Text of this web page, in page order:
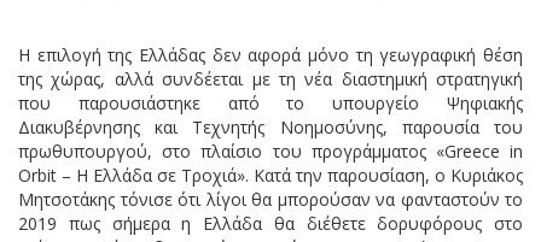
Η επιλογή της Ελλάδας δεν αφορά μόνο τη γεωγραφική θέση
της χώρας, αλλά συνδέεται με τη νέα διαστημική στρατηγική
που παρουσιάστηκε από το υπουργείο Ψηφιακής
Διακυβέρνησης και Τεχνητής Νοημοσύνης, παρουσία του
πρωθυπουργού, στο πλαίσιο του προγράμματος «Greece in
Orbit – Η Ελλάδα σε Τροχιά». Κατά την παρουσίαση, ο Κυριάκος
Μητσοτάκης τόνισε ότι λίγοι θα μπορούσαν να φανταστούν το
2019 πως σήμερα η Ελλάδα θα διέθετε δορυφόρους στο